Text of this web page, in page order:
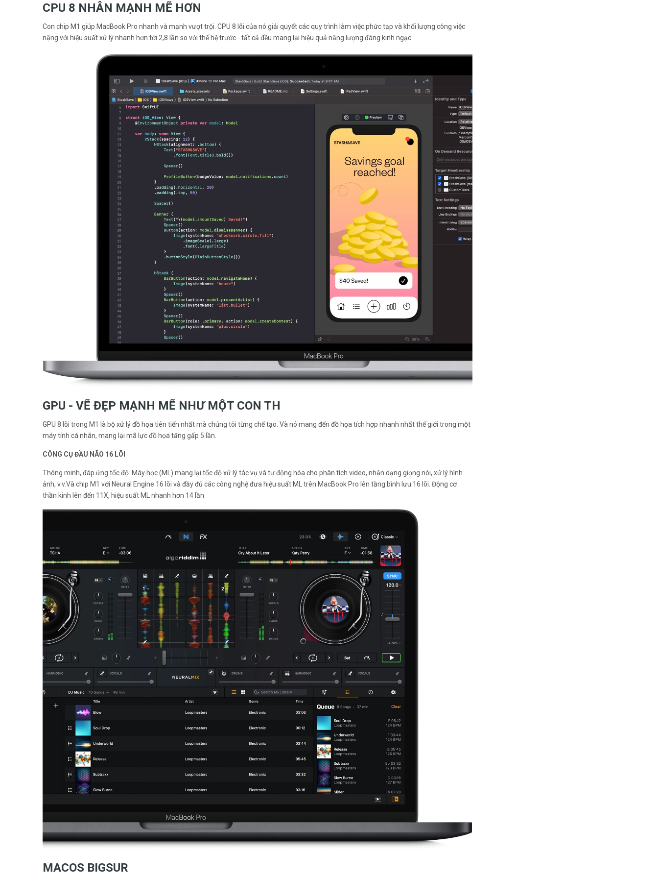
CPU 8 NHÂN MẠNH MẼ HƠN
Con chip M1 giúp MacBook Pro nhanh và mạnh vượt trội. CPU 8 lõi của nó giải quyết các quy trình làm việc phức tạp và khối lượng công việc
nặng với hiệu suất xử lý nhanh hơn tới 2,8 lần so với thế hệ trước - tất cả đều mang lại hiệu quả năng lượng đáng kinh ngạc.
GPU - VẼ ĐẸP MẠNH MẼ NHƯ MỘT CON TH
GPU 8 lõi trong M1 là bộ xử lý đồ họa tiên tiến nhất mà chúng tôi từng chế tạo. Và nó mang đến đồ họa tích hợp nhanh nhất thế giới trong một
máy tính cá nhân, mang lại mã lực đồ họa tăng gấp 5 lần.
CÔNG CỤ ĐẦU NÃO 16 LÕI
Thông minh, đáp ứng tốc độ. Máy học (ML) mang lại tốc độ xử lý tác vụ và tự động hóa cho phân tích video, nhận dạng giọng nói, xử lý hình
ảnh, v.v.Và chip M1 với Neural Engine 16 lõi và đầy đủ các công nghệ đưa hiệu suất ML trên MacBook Pro lên tầng bình lưu.16 lõi. Động cơ
thần kinh lên đến 11X, hiệu suất ML nhanh hơn 14 lần
MACOS BIGSUR